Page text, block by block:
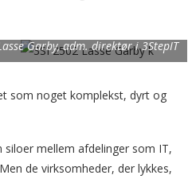
Garby, adm. direktør i 3StepIT
som noget komplekst, dyrt og
mellem afdelinger som IT,
de virksomheder, der lykkes,